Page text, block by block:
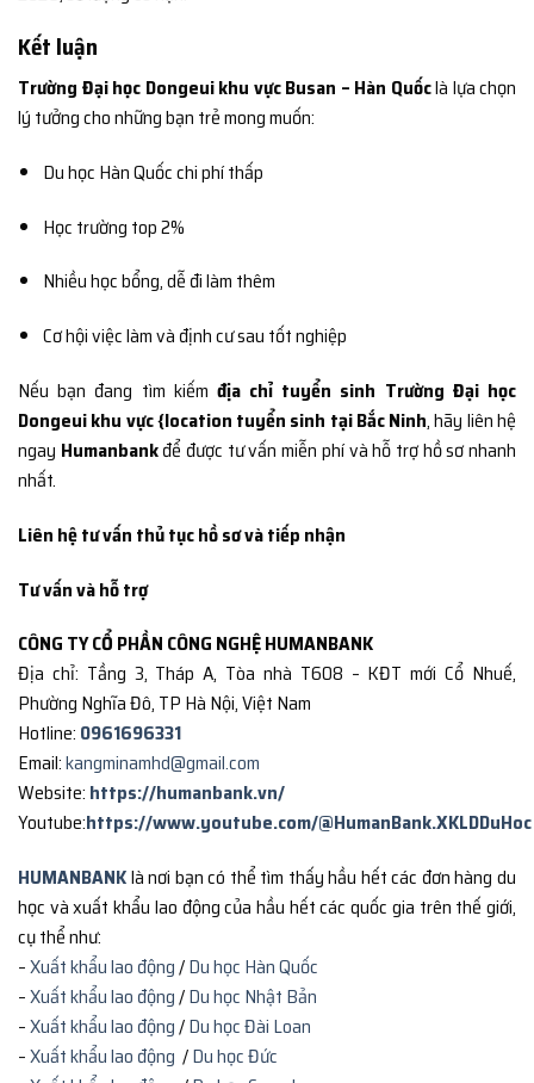
Kết luận
Trường Đại học Dongeui khu vực Busan – Hàn Quốclà lựa chọn
lý tưởng cho những bạn trẻ mong muốn:
Du học Hàn Quốc chi phí thấp
Học trường top 2%
Nhiều học bổng, dễ đi làm thêm
Cơ hội việc làm và định cư sau tốt nghiệp
Nếu bạn đang tìm kiếm địa chỉ tuyển sinh Trường Đại học
Dongeui khu vực {location tuyển sinh tại Bắc Ninh, hãy liên hệ
ngay Humanbankđể được tư vấn miễn phí và hỗ trợ hồ sơ nhanh
nhất.
Liên hệ tư vấn thủ tục hồ sơ và tiếp nhận
Tư vấn và hỗ trợ
CÔNG TY CỔ PHẦN CÔNG NGHỆ HUMANBANK
Địa chỉ: Tầng 3, Tháp A, Tòa nhà T608 – KĐT mới Cổ Nhuế,
Phường Nghĩa Đô, TP Hà Nội, Việt Nam
Hotline: 0961696331
Email:kangminamhd@gmail.com
Website: https://humanbank.vn/
Youtube:https://www.youtube.com/@HumanBank.XKLDDuHoc
HUMANBANKlà nơi bạn có thể tìm thấy hầu hết các đơn hàng du
học và xuất khẩu lao động của hầu hết các quốc gia trên thế giới,
cụ thể như:
–Xuất khẩu lao động/Du học Hàn Quốc
–Xuất khẩu lao động/Du học Nhật Bản
–Xuất khẩu lao động/Du học Đài Loan
–Xuất khẩu lao động /Du học Đức